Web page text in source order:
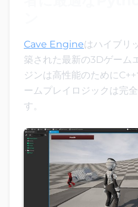
Cave Engineはハイブリ
築された最新の3Dゲーム
ジンは高性能のために
ームプレイロジックは完
す。